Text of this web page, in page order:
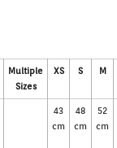
Multiple
Sizes
XS S M
43
cm
48
cm
52
cm